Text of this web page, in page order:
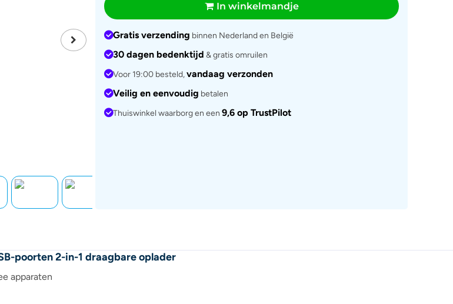
In winkelmandje
Gratis verzending binnen Nederland en België
30 dagen bedenktijd & gratis omruilen
Voor 19:00 besteld,vandaag verzonden
Veilig en eenvoudig betalen
Thuiswinkel waarborg en een 9,6 op TrustPilot
poorten 2-in-1 draagbare oplader
apparaten